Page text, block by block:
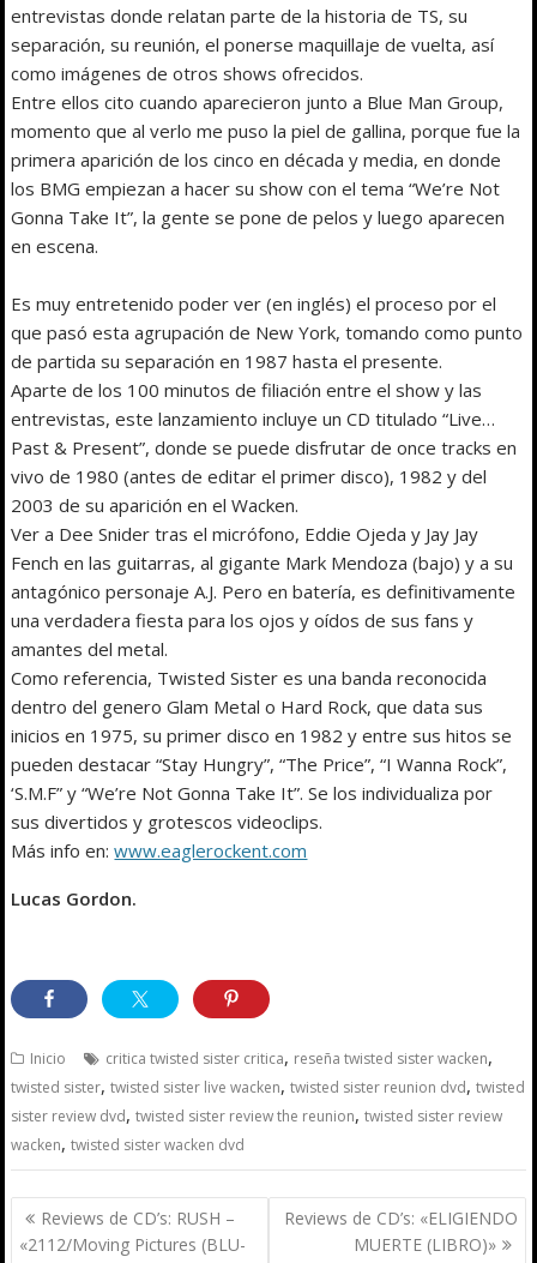
entrevistas donde relatan parte de la historia de TS, su
separación, su reunión, el ponerse maquillaje de vuelta, así
como imágenes de otros shows ofrecidos.
Entre ellos cito cuando aparecieron junto a Blue Man Group,
momento que al verlo me puso la piel de gallina, porque fue la
primera aparición de los cinco en década y media, en donde
los BMG empiezan a hacer su show con el tema “We’re Not
Gonna Take It”, la gente se pone de pelos y luego aparecen
en escena.
Es muy entretenido poder ver (en inglés) el proceso por el
que pasó esta agrupación de New York, tomando como punto
de partida su separación en 1987 hasta el presente.
Aparte de los 100 minutos de filiación entre el show y las
entrevistas, este lanzamiento incluye un CD titulado “Live…
Past & Present”, donde se puede disfrutar de once tracks en
vivo de 1980 (antes de editar el primer disco), 1982 y del
2003 de su aparición en el Wacken.
Ver a Dee Snider tras el micrófono, Eddie Ojeda y Jay Jay
Fench en las guitarras, al gigante Mark Mendoza (bajo) y a su
antagónico personaje A.J. Pero en batería, es definitivamente
una verdadera fiesta para los ojos y oídos de sus fans y
amantes del metal.
Como referencia, Twisted Sister es una banda reconocida
dentro del genero Glam Metal o Hard Rock, que data sus
inicios en 1975, su primer disco en 1982 y entre sus hitos se
pueden destacar “Stay Hungry”, “The Price”, “I Wanna Rock”,
‘S.M.F” y “We’re Not Gonna Take It”. Se los individualiza por
sus divertidos y grotescos videoclips.
Más info en:www.eaglerockent.com
Lucas Gordon.
Inicio critica twisted sister critica, reseña twisted sister wacken,
twisted sister,twisted sister live wacken,twisted sister reunion dvd,twisted
sister review dvd,twisted sister review the reunion,twisted sister review
wacken,twisted sister wacken dvd
Navegación
de
Reviews de CD’s: RUSH –
«2112/Moving Pictures (BLU-
Reviews de CD’s: «ELIGIENDO
MUERTE (LIBRO)»